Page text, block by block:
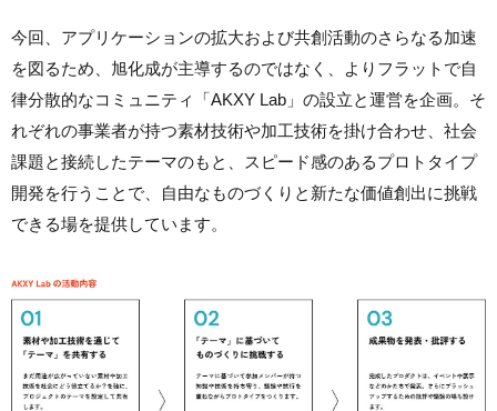
今回、アプリケーションの拡大および共創活動のさらなる加速
を図るため、旭化成が主導するのではなく、よりフラットで自
律分散的なコミュニティ「AKXY Lab」の設立と運営を企画。そ
れぞれの事業者が持つ素材技術や加工技術を掛け合わせ、社会
課題と接続したテーマのもと、スピード感のあるプロトタイプ
開発を行うことで、自由なものづくりと新たな価値創出に挑戦
できる場を提供しています。